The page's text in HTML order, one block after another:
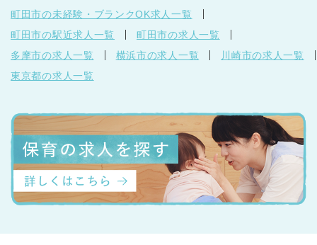
町田市の未経験・ブランクOK求人一覧
町田市の駅近求人一覧
町田市の求人一覧
多摩市の求人一覧
横浜市の求人一覧
川崎市の求人一覧
東京都の求人一覧